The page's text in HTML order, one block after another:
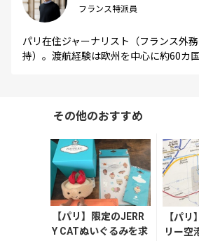
フランス特派員
パリ在住ジャーナリスト（フランス外
持）。渡航経験は欧州を中心に約60カ
その他のおすすめ
【パリ】限定のJERR
Y CATぬいぐるみを求
【パ
リー空